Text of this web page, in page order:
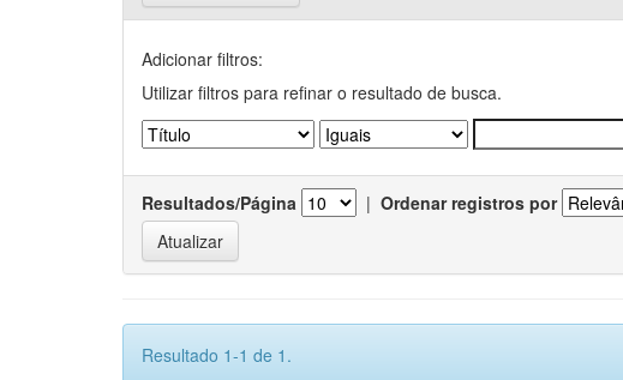
Adicionar filtros:
Utilizar filtros para refinar o resultado de busca.
Resultados/Página | Ordenar registros por
Resultado 1-1 de 1.